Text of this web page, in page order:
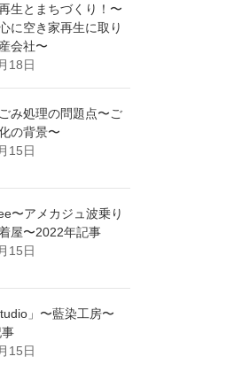
生とまちづくり！〜
に空き家再生に取り
会社〜
18日
み処理の問題点〜ご
の背景〜
15日
〜アメカジュ波乗り
屋〜2022年記事
15日
」〜藍染工房〜
15日